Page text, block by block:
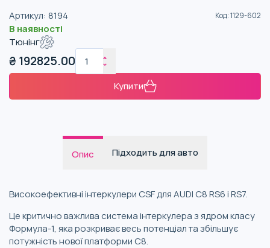
Артикул: 8194 Код:1129-602
В наявності
Тюнінг
₴ 192825.00
Купити
Опис Підходить для авто
Високоефективні інтеркулери CSF для AUDI C8 RS6 і RS7.
Це критично важлива система інтеркулера з ядром ​​класу
Формула-1, яка розкриває весь потенціал та збільшує
потужність нової платформи C8.